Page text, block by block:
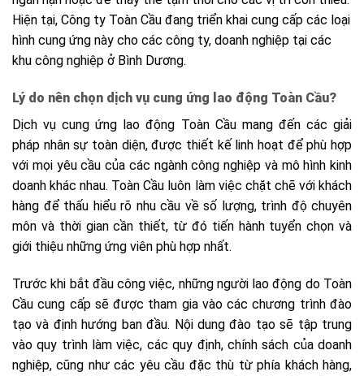
Hiện tại, Công ty Toàn Cầu đang triển khai cung cấp các loại
hình cung ứng này cho các công ty, doanh nghiệp tại các
khu công nghiệp ở Bình Dương.
Lý do nên chọn dịch vụ cung ứng lao động Toàn Cầu?
Dịch vụ cung ứng lao động Toàn Cầu mang đến các giải
pháp nhân sự toàn diện, được thiết kế linh hoạt để phù hợp
với mọi yêu cầu của các ngành công nghiệp và mô hình kinh
doanh khác nhau. Toàn Cầu luôn làm việc chặt chẽ với khách
hàng để thấu hiểu rõ nhu cầu về số lượng, trình độ chuyên
môn và thời gian cần thiết, từ đó tiến hành tuyển chọn và
giới thiệu những ứng viên phù hợp nhất.
Trước khi bắt đầu công việc, những người lao động do Toàn
Cầu cung cấp sẽ được tham gia vào các chương trình đào
tạo và định hướng ban đầu. Nội dung đào tạo sẽ tập trung
vào quy trình làm việc, các quy định, chính sách của doanh
nghiệp, cũng như các yêu cầu đặc thù từ phía khách hàng,